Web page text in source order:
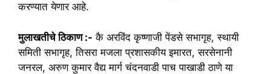
करण्यात येणार आहे.
मुलाखतीचे ठिकाण :- कै अरविंद कृष्णाजी पेंडसे सभागृह, स्थायी
समिती सभागृह, तिसरा मजला प्रशासकीय इमारत, सरसेनानी
जनरल, अरुण कुमार वैद्य मार्ग चंदनवाडी पाच पाखाडी ठाणे या